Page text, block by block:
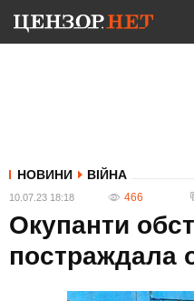
НОВИНИ ВІЙНА
10.07.23 18:18 466
Окупанти
постраждала